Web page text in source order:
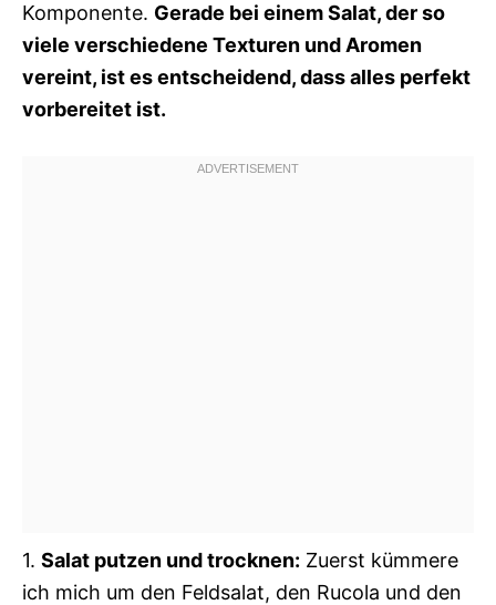
Komponente. Gerade bei einem Salat, der so
viele verschiedene Texturen und Aromen
vereint, ist es entscheidend, dass alles perfekt
vorbereitet ist.
1. Salat putzen und trocknen: Zuerst kümmere
ich mich um den Feldsalat, den Rucola und den